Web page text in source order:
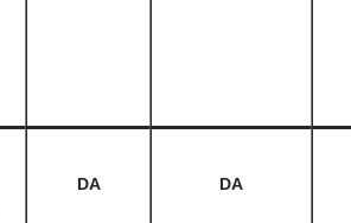
DA DA